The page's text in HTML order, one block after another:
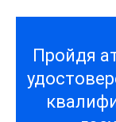
Пройдя